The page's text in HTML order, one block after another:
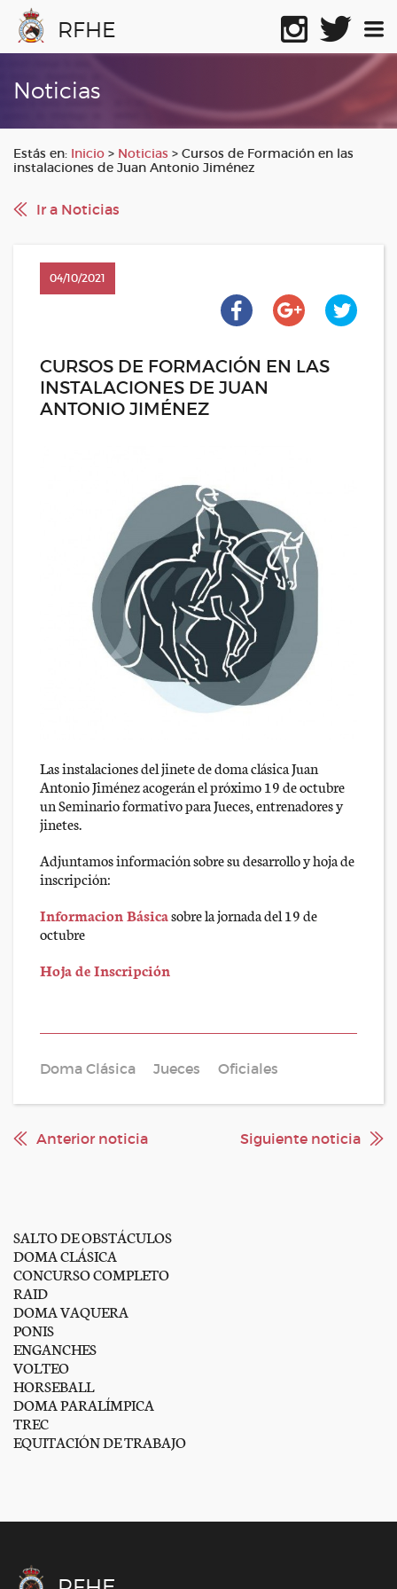
RFHE
Noticias
Estás en: Inicio > Noticias > Cursos de Formación en las
instalaciones de Juan Antonio Jiménez
Ir a Noticias
04/10/2021
CURSOS DE FORMACIÓN EN LAS
INSTALACIONES DE JUAN
ANTONIO JIMÉNEZ
Las instalaciones del jinete de doma clásica Juan
Antonio Jiménez acogerán el próximo 19 de octubre
un Seminario formativo para Jueces, entrenadores y
jinetes.
Adjuntamos información sobre su desarrollo y hoja de
inscripción:
Informacion Básicasobre la jornada del 19 de
octubre
Hoja de Inscripción
Doma Clásica Jueces Oficiales
Anterior noticia Siguiente noticia
SALTO DE OBSTÁCULOS
DOMA CLÁSICA
CONCURSO COMPLETO
RAID
DOMA VAQUERA
PONIS
ENGANCHES
VOLTEO
HORSEBALL
DOMA PARALÍMPICA
TREC
EQUITACIÓN DE TRABAJO